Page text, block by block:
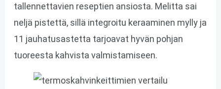
tallennettavien reseptien ansiosta. Melitta sai
neljä pistettä, sillä integroitu keraaminen mylly ja
11 jauhatusastetta tarjoavat hyvän pohjan
tuoreesta kahvista valmistamiseen.